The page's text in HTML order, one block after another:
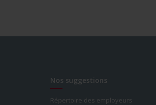
Nos suggestions
Répertoire des employeurs